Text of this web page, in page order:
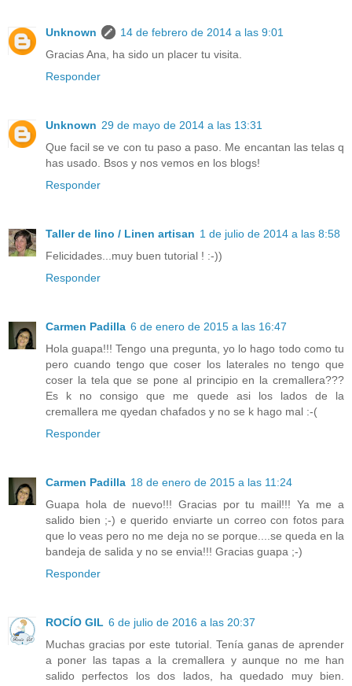
Unknown
14 de febrero de 2014 a las 9:01
Gracias Ana, ha sido un placer tu visita.
Responder
Unknown 29 de mayo de 2014 a las 13:31
Que facil se ve con tu paso a paso. Me encantan las telas q
has usado. Bsos y nos vemos en los blogs!
Responder
Taller de lino / Linen artisan 1 de julio de 2014 a las 8:58
Felicidades...muy buen tutorial ! :-))
Responder
Carmen Padilla 6 de enero de 2015 a las 16:47
Hola guapa!!! Tengo una pregunta, yo lo hago todo como tu
pero cuando tengo que coser los laterales no tengo que
coser la tela que se pone al principio en la cremallera???
Es k no consigo que me quede asi los lados de la
cremallera me qyedan chafados y no se k hago mal :-(
Responder
Carmen Padilla 18 de enero de 2015 a las 11:24
Guapa hola de nuevo!!! Gracias por tu mail!!! Ya me a
salido bien ;-) e querido enviarte un correo con fotos para
que lo veas pero no me deja no se porque....se queda en la
bandeja de salida y no se envia!!! Gracias guapa ;-)
Responder
ROCÍO GIL 6 de julio de 2016 a las 20:37
Muchas gracias por este tutorial. Tenía ganas de aprender
a poner las tapas a la cremallera y aunque no me han
salido perfectos los dos lados, ha quedado muy bien.